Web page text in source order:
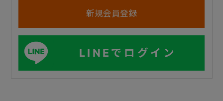
LINEでログイン